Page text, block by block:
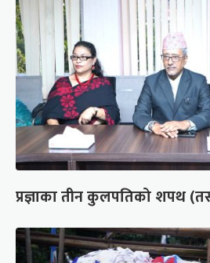
प्रज्ञाका तीन कुलपतिको शपथ